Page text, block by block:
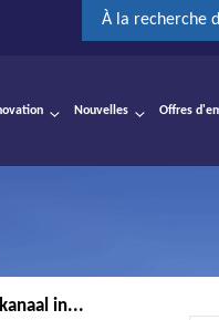
À la recherche
Nouvelles Offres
in...